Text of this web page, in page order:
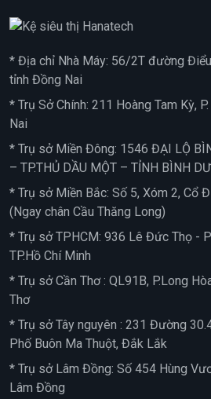
* Địa chỉ Nhà Máy: 56/2T đường Điểu
tỉnh Đồng Nai
* Trụ Sở Chính: 211 Hoàng Tam Kỳ,
Nai
* Trụ sở Miền Đông: 1546 ĐẠI LỘ
– TP.THỦ DẦU MỘT – TỈNH BÌNH
* Trụ sở Miền Bắc: Số 5, Xóm 2, Cổ
(Ngay chân Cầu Thăng Long)
* Trụ sở TPHCM: 936 Lê Đức Thọ -
TP.Hồ Chí Minh
* Trụ sở Cần Thơ : QL91B, P.Long
Thơ
* Trụ sở Tây nguyên : 231 Đường
Phố Buôn Ma Thuột, Đắk Lắk
* Trụ sở Lâm Đồng: Số 454 Hùng
Lâm Đồng